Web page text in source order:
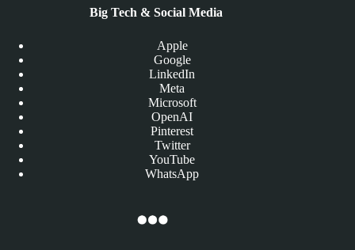
Big Tech & Social Media
Apple
Google
LinkedIn
Meta
Microsoft
OpenAI
Pinterest
Twitter
YouTube
WhatsApp